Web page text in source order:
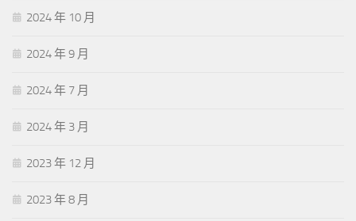
2024 年 10 月
2024 年 9 月
2024 年 7 月
2024 年 3 月
2023 年 12 月
2023 年 8 月